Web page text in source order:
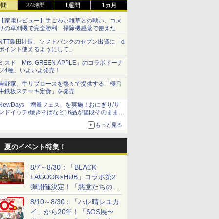
24時間 1週間 1カ月
家電レビュー】手ごわい雑草との戦い、コメ
の草刈機で完全勝利 掃除機感覚で使えた
島田社長、ソフトバンクのセブン出資に「d
イント使えるようにして」
スド「Mrs. GREEN APPLE」のコラボドーナ
4種、いよいよ発売！
野家、牛リブロースを熱々で提供する「極旨
鉄板ステーキ定食」を発売
「増量フェス」を実施！おにぎり/サ
ドイッチ/焼きそばなど16品が値段そのままで
もっと見る
夏のイベント特集！
8/7～8/30：「BLACK
LAGOON×HUB」コラボ第2
弾開催決定！「悪党たちの休
日」がテーマに
8/10～8/30：「ハレ晴レユカ
イ」から20年！「SOS展〜